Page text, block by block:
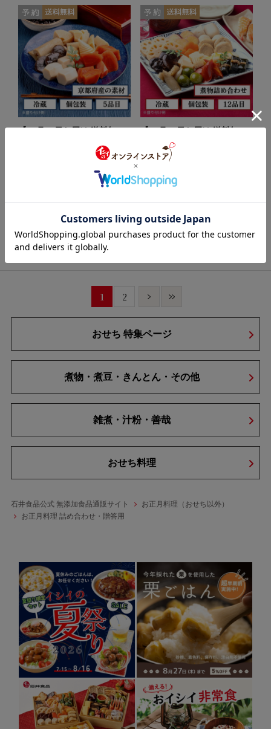
【12月30日お届け/送料無
料】京の恵 煮物セット（冷蔵
品）｜お歳暮・おせち料理に
（商品コード: 8210360-30）
【12月31日お届け/送料無
料】昔ながらのお煮しめ（冷
蔵品）｜お歳暮・おせち料理
（商品コード: 8210685）
1 2
おせち 特集ページ
煮物・煮豆・きんとん・その他
雑煮・汁粉・善哉
おせち料理
石井食品公式 無添加食品通販サイト
お正月料理（おせち以外）
お正月料理 詰め合わせ・贈答用